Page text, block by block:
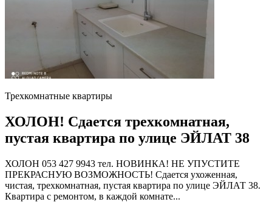
Трехкомнатные квартиры
ХОЛОН! Сдается трехкомнатная,
пустая квартира по улице ЭЙЛАТ 38
ХОЛОН 053 427 9943 тел. НОВИНКА! НЕ УПУСТИТЕ
ПРЕКРАСНУЮ ВОЗМОЖНОСТЬ! Сдается ухоженная,
чистая, трехкомнатная, пустая квартира по улице ЭЙЛАТ 38.
Квартира с ремонтом, в каждой комнате...